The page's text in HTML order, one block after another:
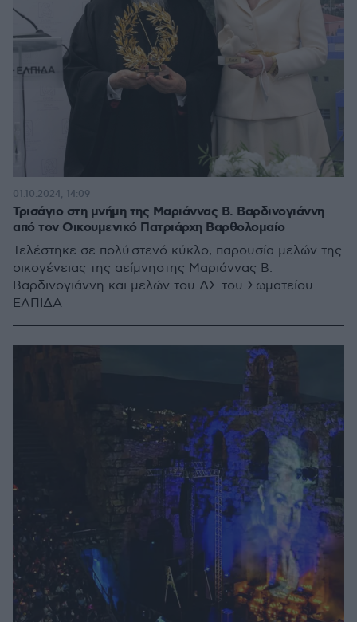
Τρισάγιο στη μνήμη της Μαριάννας Β. Βαρδινογιάννη
από τον Οικουμενικό Πατριάρχη Βαρθολομαίο
Τελέστηκε σε πολύ στενό κύκλο, παρουσία μελών της
οικογένειας της αείμνηστης Μαριάννας Β.
Βαρδινογιάννη και μελών του ΔΣ του Σωματείου
ΕΛΠΙΔΑ
01.10.2024, 14:09